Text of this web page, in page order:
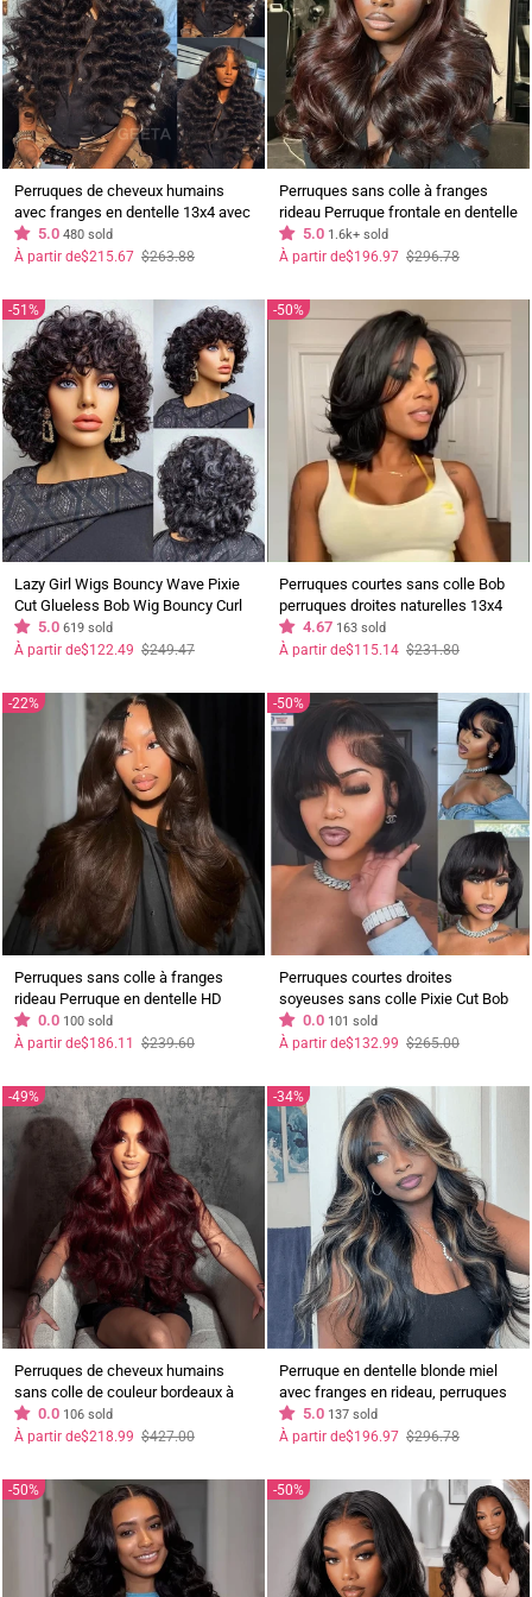
Perruques de cheveux humains
avec franges en dentelle 13x4 avec
franges, densité de 250 %
5.0 480 sold
Prix
régulier
$263.88
Prix
réduit
À partir de$215.67
Perruques sans colle à franges
rideau Perruque frontale en dentelle
ondulée Perruque de couleur
marron 180% de densité
5.0 1.6k+ sold
Prix
régulier
$296.78
Prix
réduit
À partir de$196.97
51%
Lazy Girl Wigs Bouncy Wave Pixie
Cut Glueless Bob Wig Bouncy Curl
13x4 Lace Front Wig No Code
Needed
5.0 619 sold
Prix
régulier
$249.47
Prix
réduit
À partir de$122.49
50%
Perruques courtes sans colle Bob
perruques droites naturelles 13x4
perruques de cheveux humains à
devant en dentelle aucun code
4.67 163 sold
Prix
régulier
$231.80
Prix
réduit
À partir de$115.14
22%
Perruques sans colle à franges
rideau Perruque en dentelle HD
ondulée naturelle marron chocolat
13x4 Perruque pré-épilée à
0.0 100 sold
Prix
régulier
$239.60
Prix
réduit
À partir de$186.11
50%
Perruques courtes droites
soyeuses sans colle Pixie Cut Bob
13x4 Perruques de cheveux
humains à devant en dentelle
0.0 101 sold
Prix
régulier
$265.00
Prix
réduit
À partir de$132.99
49%
Perruques de cheveux humains
sans colle de couleur bordeaux à
franges rideau Body Wave 13x4
perruque frontale en dentelle
0.0 106 sold
Prix
régulier
$427.00
Prix
réduit
À partir de$218.99
34%
Perruque en dentelle blonde miel
avec franges en rideau, perruques
ondulées sans colle, cheveux
humains, densité 180 %
5.0 137 sold
Prix
régulier
$296.78
Prix
réduit
À partir de$196.97
50% 50%